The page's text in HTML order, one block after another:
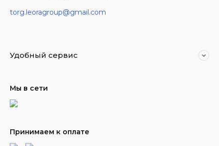
torg.leoragroup@gmail.com
Удобный сервис
Мы в сети
Принимаем к оплате